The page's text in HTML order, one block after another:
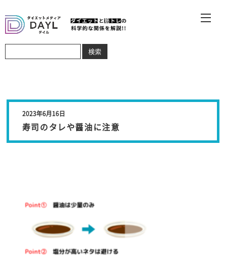
2023年6月16日
寿司のタレや醤油に注意